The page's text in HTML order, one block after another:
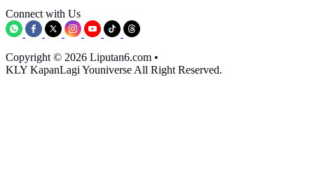
Connect with Us
Copyright © 2026 Liputan6.com •
KLY KapanLagi Youniverse All Right Reserved.